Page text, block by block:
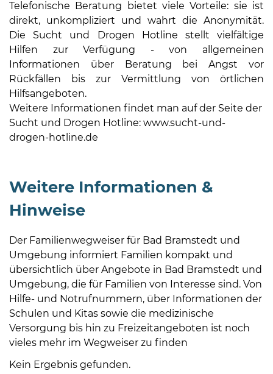
Telefonische Beratung bietet viele Vorteile: sie ist
direkt, unkompliziert und wahrt die Anonymität.
Die Sucht und Drogen Hotline stellt vielfältige
Hilfen zur Verfügung - von allgemeinen
Informationen über Beratung bei Angst vor
Rückfällen bis zur Vermittlung von örtlichen
Hilfsangeboten.
Weitere Informationen findet man auf der Seite der
Sucht und Drogen Hotline: www.sucht-und-
drogen-hotline.de
Weitere Informationen &
Hinweise
Der Familienwegweiser für Bad Bramstedt und
Umgebung informiert Familien kompakt und
übersichtlich über Angebote in Bad Bramstedt und
Umgebung, die für Familien von Interesse sind. Von
Hilfe- und Notrufnummern, über Informationen der
Schulen und Kitas sowie die medizinische
Versorgung bis hin zu Freizeitangeboten ist noch
vieles mehr im Wegweiser zu finden
Kein Ergebnis gefunden.